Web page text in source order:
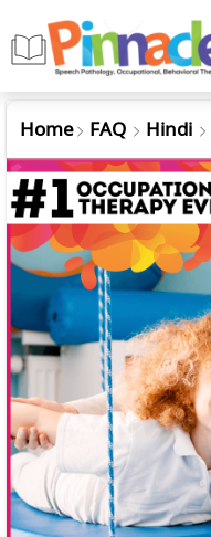
Home FAQ Hindi